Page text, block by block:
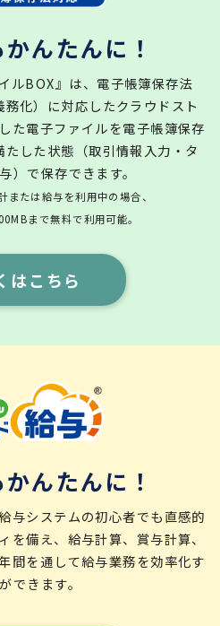
はこちら
んたんに！
ルBOX』は、電子帳簿保存法
務化）に対応したクラウドスト
た電子ファイルを電子帳簿保存
した状態（取引情報入力・タ
）で保存できます。
たは給与を利用中の場合、
まで無料で利用可能。
んたんに！
与システムの初心者でも直感的
を備え、給与計算、賞与計算、
間を通して給与業務を効率化す
できます。